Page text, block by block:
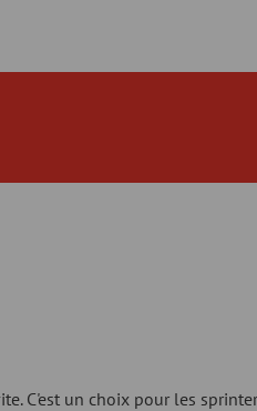
C'est un choix pour les